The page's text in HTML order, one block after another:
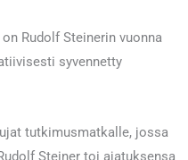
Rudolf Steinerin vuonna
syvennetty
tutkimusmatkalle, jossa
Steiner toi ajatuksensa